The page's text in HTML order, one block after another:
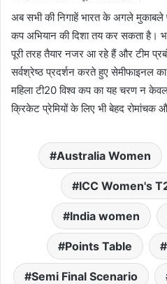
अब सभी की निगाहें भारत के अगले मुकाबले
कप अभियान की दिशा तय कर सकता है।
पूरी तरह तैयार नजर आ रहे हैं और टीम
सर्वश्रेष्ठ प्रदर्शन करते हुए सेमीफाइनल
महिला टी20 विश्व कप का यह चरण न
क्रिकेट प्रेमियों के लिए भी बेहद रोमांचक
Australia Women
ICC Women's
India women
Points Table
Semi Final Scenario